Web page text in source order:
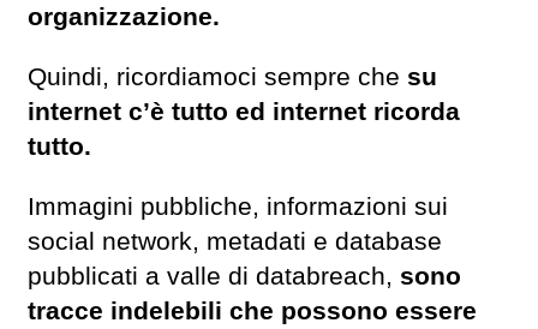
organizzazione.
Quindi, ricordiamoci sempre che su
internet c’è tutto ed internet ricorda
tutto.
Immagini pubbliche, informazioni sui
social network, metadati e database
pubblicati a valle di databreach, sono
tracce indelebili che possono essere